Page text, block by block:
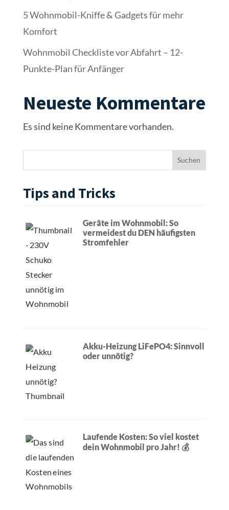
5 Wohnmobil-Kniffe & Gadgets für mehr
Komfort
Wohnmobil Checkliste vor Abfahrt – 12-
Punkte-Plan für Anfänger
Neueste Kommentare
Es sind keine Kommentare vorhanden.
Tips and Tricks
Geräte im Wohnmobil: So
vermeidest du DEN häufigsten
Stromfehler
Akku-Heizung LiFePO4: Sinnvoll
oder unnötig?
Laufende Kosten: So viel kostet
dein Wohnmobil pro Jahr! 💰